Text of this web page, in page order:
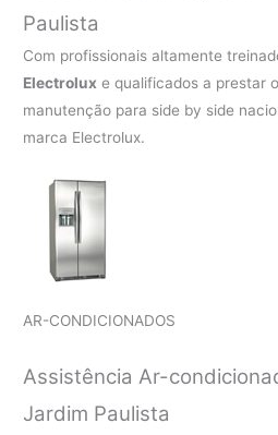
Paulista
Com profissionais altamente
Electrolux e qualificados a prestar
manutenção para side by side
marca Electrolux.
AR-CONDICIONADOS
Assistência Ar-
Jardim Paulista